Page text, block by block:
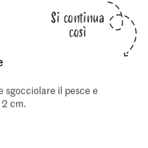
Si continua
così
sgocciolare il pesce e
cm.